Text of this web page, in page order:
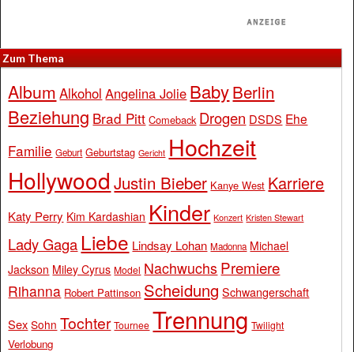
Zum Thema
Album Alkohol Angelina Jolie BabyBerlin
Beziehung Brad Pitt Comeback Drogen DSDS Ehe
Familie Geburt Geburtstag Gericht Hochzeit
Hollywood Justin Bieber Kanye West Karriere
Katy Perry Kim Kardashian Kinder Konzert Kristen Stewart
Lady Gaga Liebe Lindsay Lohan Madonna Michael
Jackson Miley Cyrus Model Nachwuchs Premiere
Rihanna Robert Pattinson Scheidung Schwangerschaft
Sex Sohn Tochter Tournee Trennung Twilight
Verlobung